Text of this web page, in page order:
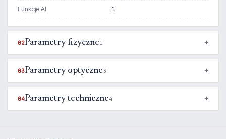
Funkcje AI 1
02Parametry fizyczne1
03Parametry optyczne3
04Parametry techniczne4